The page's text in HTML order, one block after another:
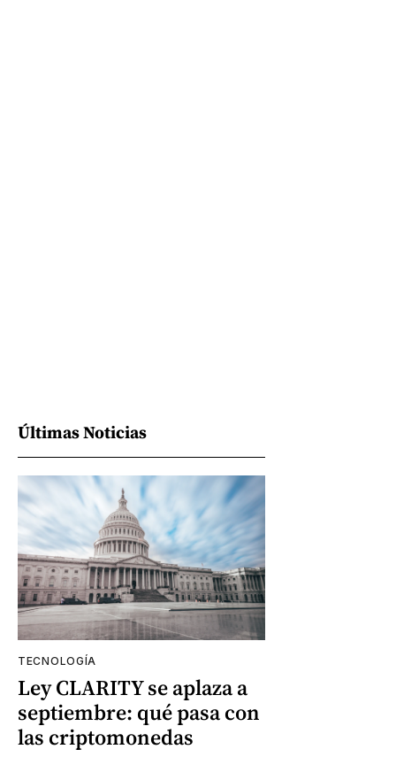
Últimas Noticias
TECNOLOGÍA
Ley CLARITY se aplaza a
septiembre: qué pasa con
las criptomonedas